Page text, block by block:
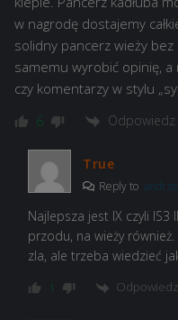
w nagrodę dostajemy
solidny pancerz wieży
samemu wyrobić opinię,
czy komentarzy w stylu
6 Odpowiedz
True
Reply to
Najlepsza jest IX czyli IS3
przodu, na wieży
zla, ale trzeba wiedzieć
1 Odpowiedz